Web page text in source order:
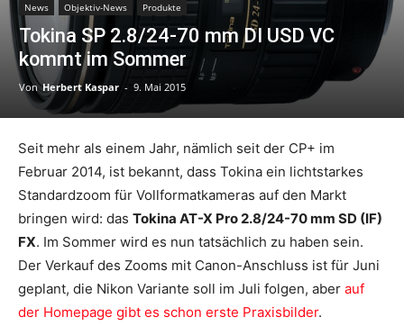
News Objektiv-News Produkte
Tokina SP 2.8/24-70 mm DI USD VC
kommt im Sommer
Von Herbert Kaspar - 9. Mai 2015
Seit mehr als einem Jahr, nämlich seit der CP+ im
Februar 2014, ist bekannt, dass Tokina ein lichtstarkes
Standardzoom für Vollformatkameras auf den Markt
bringen wird: das Tokina AT-X Pro 2.8/24-70 mm SD (IF)
FX. Im Sommer wird es nun tatsächlich zu haben sein.
Der Verkauf des Zooms mit Canon-Anschluss ist für Juni
geplant, die Nikon Variante soll im Juli folgen, aber auf
der Homepage gibt es schon erste Praxisbilder.